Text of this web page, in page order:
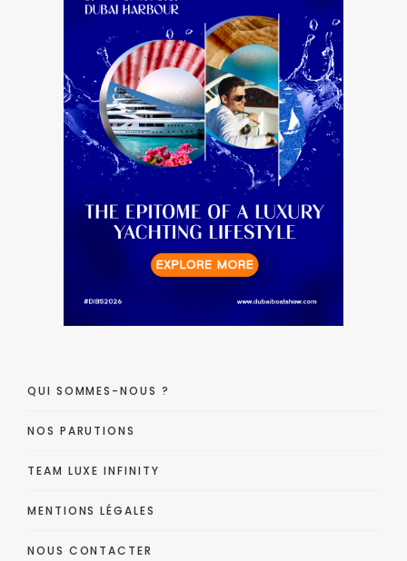
QUI SOMMES-NOUS ?
NOS PARUTIONS
TEAM LUXE INFINITY
MENTIONS LÉGALES
NOUS CONTACTER